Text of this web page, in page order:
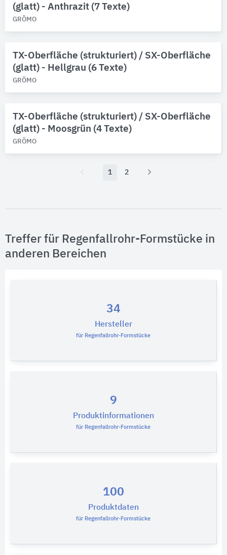
(glatt) - Anthrazit (7 Texte)
GRÖMO
TX-Oberfläche (strukturiert) / SX-Oberfläche
(glatt) - Hellgrau (6 Texte)
GRÖMO
TX-Oberfläche (strukturiert) / SX-Oberfläche
(glatt) - Moosgrün (4 Texte)
GRÖMO
1 2
Treffer für Regenfallrohr-Formstücke in
anderen Bereichen
34
Hersteller
für Regenfallrohr-Formstücke
9
Produktinformationen
für Regenfallrohr-Formstücke
100
Produktdaten
für Regenfallrohr-Formstücke